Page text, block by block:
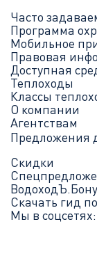
Часто
Программа
Мобильное
Правовая
Доступная
Теплоходы
Классы
О компании
Агентствам
Предложения
Скидки
Скачать гид
Мы в соцсетях: